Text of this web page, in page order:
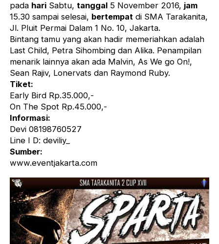
pada hari Sabtu, tanggal 5 November 2016, jam
15.30 sampai selesai, bertempat di SMA Tarakanita,
Jl. Pluit Permai Dalam 1 No. 10, Jakarta.
Bintang tamu yang akan hadir memeriahkan adalah
Last Child, Petra Sihombing dan Alika. Penampilan
menarik lainnya akan ada Malvin, As We go On!,
Sean Rajiv, Lonervats dan Raymond Ruby.
Tiket:
Early Bird Rp.35.000,-
On The Spot Rp.45.000,-
Informasi:
Devi 08198760527
Line I D: deviliy_
Sumber:
www.eventjakarta.com